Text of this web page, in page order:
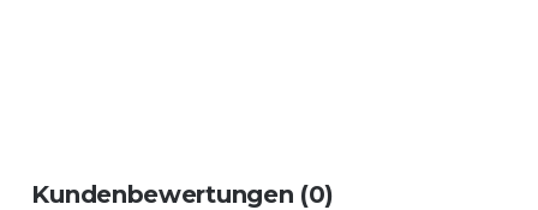
Kundenbewertungen (0)